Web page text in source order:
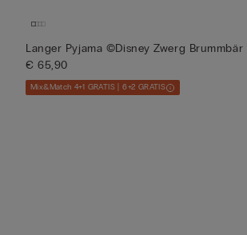
Langer Pyjama ©Disney Zwerg Brummbär
€ 65,90
Mix&Match 4+1 GRATIS | 6+2 GRATIS